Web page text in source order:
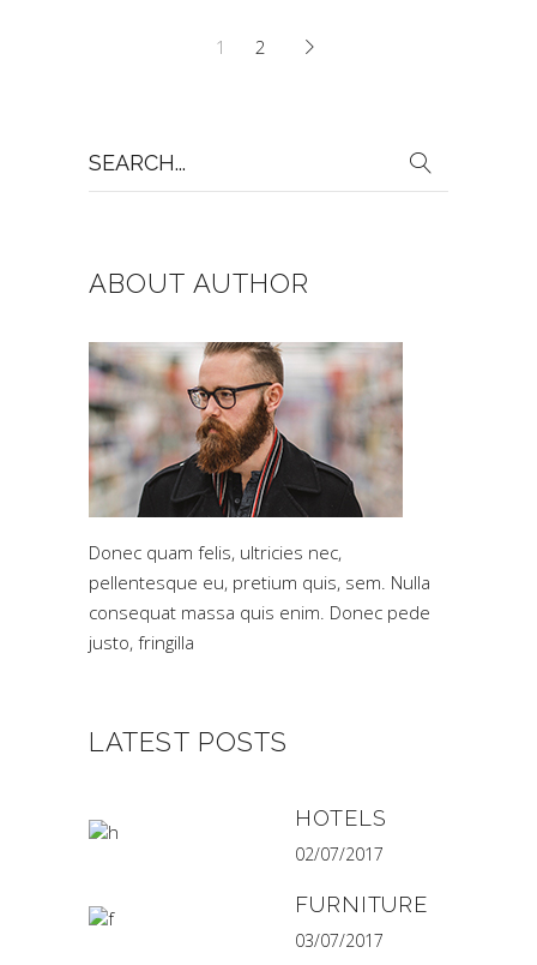
1 2
for:
ABOUT AUTHOR
Donec quam felis, ultricies nec,
pellentesque eu, pretium quis, sem. Nulla
consequat massa quis enim. Donec pede
justo, fringilla
LATEST POSTS
HOTELS
02/07/2017
FURNITURE
03/07/2017